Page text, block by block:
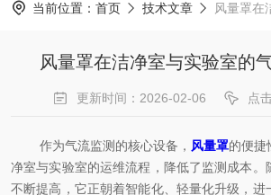
当前位置： 首页 技术文章 风量罩在洁
风量罩在洁净室与实验室的
更新时间：2026-02-06 点
作为气流监测的核心设备， 风量罩的便捷
净室与实验室的运维流程，降低了监测成本。
不断提高，它正朝着智能化、轻量化升级，进